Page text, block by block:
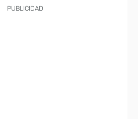
PUBLICIDAD